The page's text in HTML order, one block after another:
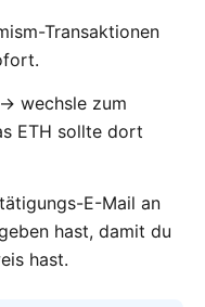
Transaktionen
wechsle zum
ETH sollte dort
E-Mail an
hast, damit du
hast.